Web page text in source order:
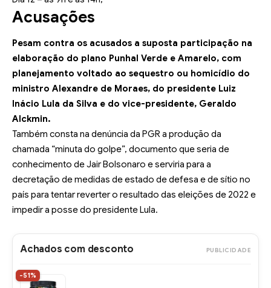
Acusações
Pesam contra os acusados a suposta participação na
elaboração do plano Punhal Verde e Amarelo, com
planejamento voltado ao sequestro ou homicídio do
ministro Alexandre de Moraes, do presidente Luiz
Inácio Lula da Silva e do vice-presidente, Geraldo
Alckmin.
Também consta na denúncia da PGR a produção da
chamada “minuta do golpe”, documento que seria de
conhecimento de Jair Bolsonaro e serviria para a
decretação de medidas de estado de defesa e de sítio no
país para tentar reverter o resultado das eleições de 2022 e
impedir a posse do presidente Lula.
Achados com desconto PUBLICIDADE
-51%